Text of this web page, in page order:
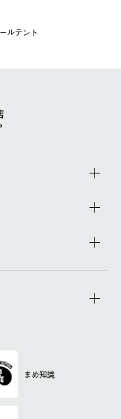
品を再注文してくだ
ルテント
まめ知識